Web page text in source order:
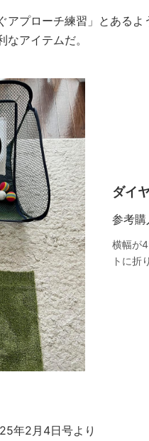
アプローチ練習」とある
アイテムだ。
ダイ
参考
横幅が
トに折
年2月4日号より